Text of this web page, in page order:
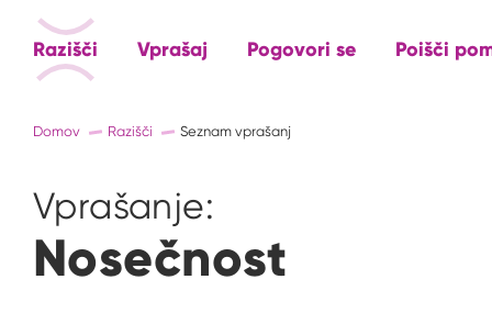
Razišči Vprašaj Pogovori se Poišči
Domov Razišči Seznam vprašanj
Vprašanje:
Nosečnost